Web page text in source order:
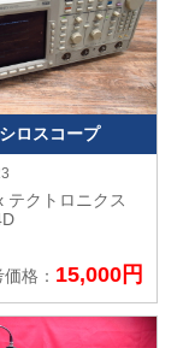
ロスコープ
テクトロニクス
格： 15,000円